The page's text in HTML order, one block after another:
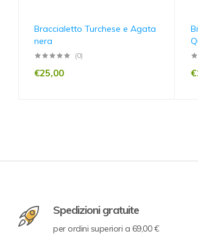
Braccialetto Turchese e Agata
nera
(0)
€25,00 €
Spedizioni gratuite
per ordini superiori a 69,00 €